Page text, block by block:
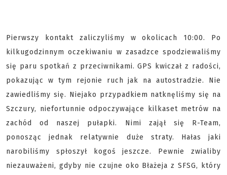
Pierwszy kontakt zaliczyliśmy w okolicach 10:00. Po
kilkugodzinnym oczekiwaniu w zasadzce spodziewaliśmy
się paru spotkań z przeciwnikami. GPS kwiczał z radości,
pokazując w tym rejonie ruch jak na autostradzie. Nie
zawiedliśmy się. Niejako przypadkiem natknęliśmy się na
Szczury, niefortunnie odpoczywające kilkaset metrów na
zachód od naszej pułapki. Nimi zajął się R-Team,
ponosząc jednak relatywnie duże straty. Hałas jaki
narobiliśmy spłoszył kogoś jeszcze. Pewnie zwialiby
niezauważeni, gdyby nie czujne oko Błażeja z SFSG, który